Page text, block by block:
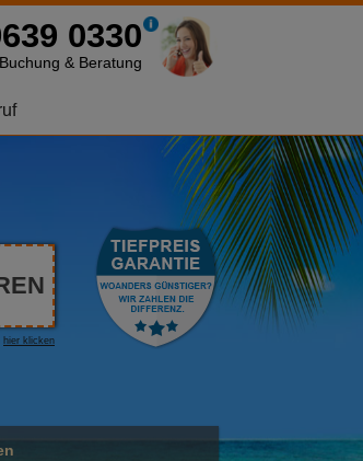
0330
Buchung & Beratung
hier klicken